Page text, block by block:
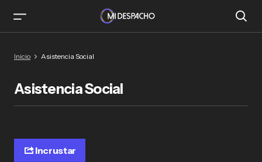
Inicio Asistencia Social
Asistencia Social
Incrustar